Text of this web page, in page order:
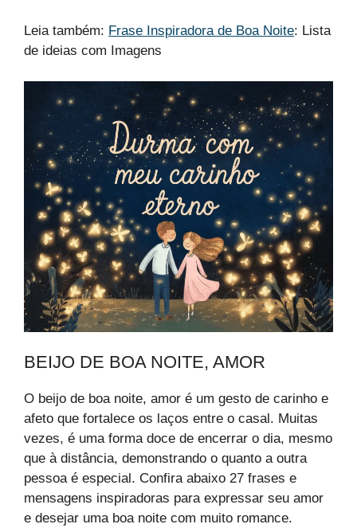
Leia também: Frase Inspiradora de Boa Noite: Lista
de ideias com Imagens
BEIJO DE BOA NOITE, AMOR
O beijo de boa noite, amor é um gesto de carinho e
afeto que fortalece os laços entre o casal. Muitas
vezes, é uma forma doce de encerrar o dia, mesmo
que à distância, demonstrando o quanto a outra
pessoa é especial. Confira abaixo 27 frases e
mensagens inspiradoras para expressar seu amor
e desejar uma boa noite com muito romance.